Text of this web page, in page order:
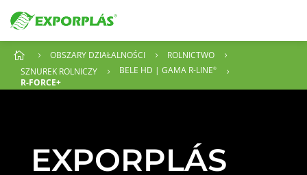
 5 OBSZARY DZIAŁALNOŚCI 5 ROLNICTWO 5
SZNUREK ROLNICZY 5 BELE HD | GAMA R-LINE® 5
R-FORCE+
EXPORPLÁS